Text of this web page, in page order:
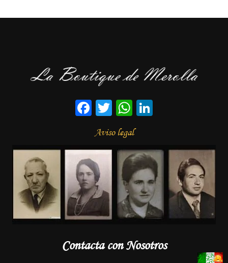
Facebook
TwitterWhatsApp
Aviso legal
Contacta con Nosotros